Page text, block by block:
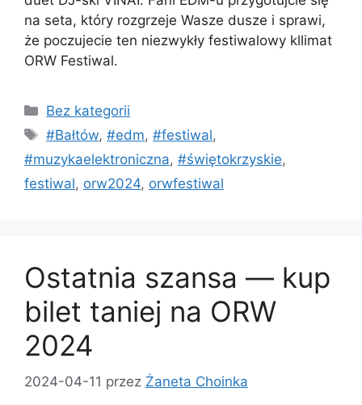
na seta, który rozgrzeje Wasze dusze i sprawi,
że poczujecie ten niezwykły festiwalowy kllimat
ORW Festiwal.
Bez kategorii
#Bałtów,#edm,#festiwal,
#muzykaelektroniczna, #świętokrzyskie,
festiwal, orw2024, orwfestiwal
Ostatnia szansa — kup
bilet taniej na ORW
2024
2024-04-11 przez Żaneta Choinka